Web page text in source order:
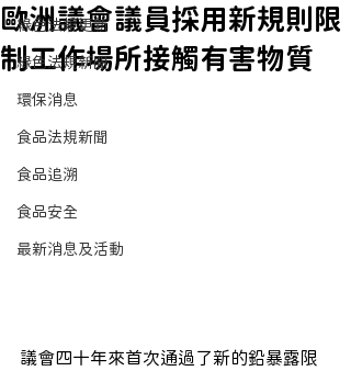
綠色法規更新
綠色法規新聞
環保消息
食品法規新聞
食品追溯
食品安全
最新消息及活動
歐洲議會議員採用新規則限
制工作場所接觸有害物質
議會四十年來首次通過了新的鉛暴露限